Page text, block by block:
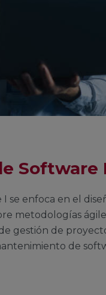
Software
se enfoca en el
metodologías
gestión de
de